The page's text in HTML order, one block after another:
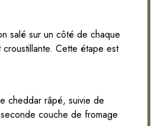
salé sur un côté de chaque
Cette étape est
cheddar râpé, suivie de
couche de fromage